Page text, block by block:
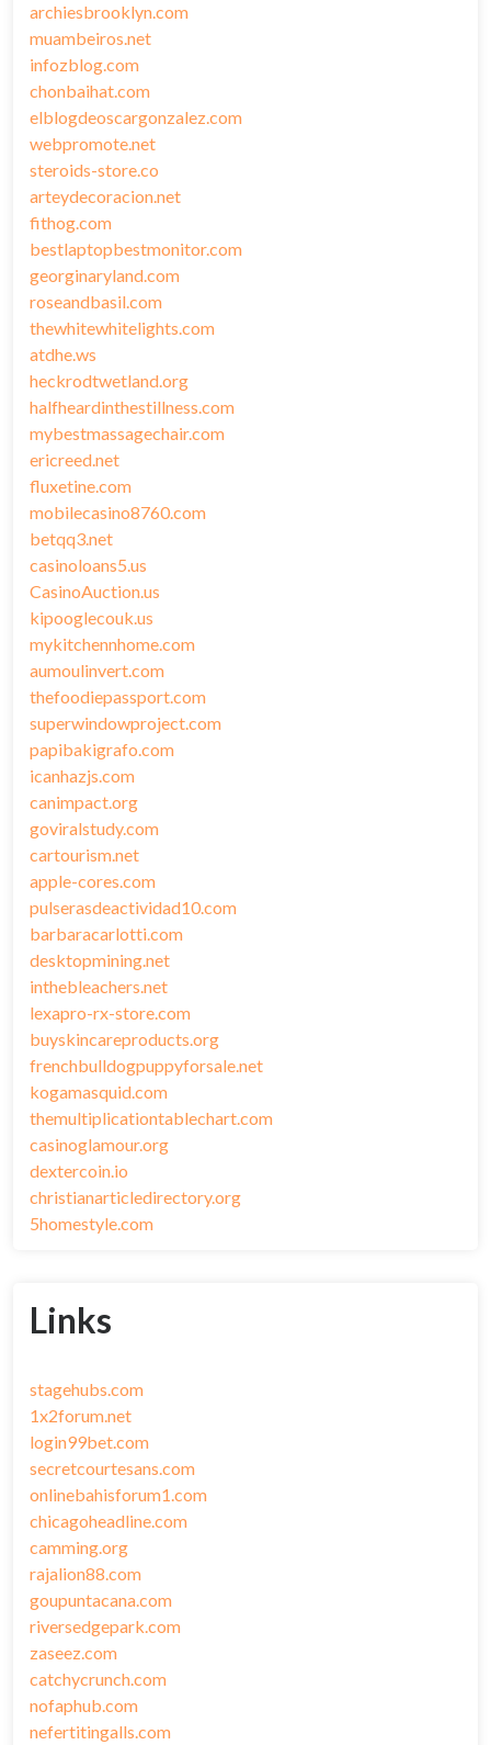
archiesbrooklyn.com
muambeiros.net
infozblog.com
chonbaihat.com
elblogdeoscargonzalez.com
webpromote.net
steroids-store.co
arteydecoracion.net
fithog.com
bestlaptopbestmonitor.com
georginaryland.com
roseandbasil.com
thewhitewhitelights.com
atdhe.ws
heckrodtwetland.org
halfheardinthestillness.com
mybestmassagechair.com
ericreed.net
fluxetine.com
mobilecasino8760.com
betqq3.net
casinoloans5.us
CasinoAuction.us
kipooglecouk.us
mykitchennhome.com
aumoulinvert.com
thefoodiepassport.com
superwindowproject.com
papibakigrafo.com
icanhazjs.com
canimpact.org
goviralstudy.com
cartourism.net
apple-cores.com
pulserasdeactividad10.com
barbaracarlotti.com
desktopmining.net
inthebleachers.net
lexapro-rx-store.com
buyskincareproducts.org
frenchbulldogpuppyforsale.net
kogamasquid.com
themultiplicationtablechart.com
casinoglamour.org
dextercoin.io
christianarticledirectory.org
5homestyle.com
Links
stagehubs.com
1x2forum.net
login99bet.com
secretcourtesans.com
onlinebahisforum1.com
chicagoheadline.com
camming.org
rajalion88.com
goupuntacana.com
riversedgepark.com
zaseez.com
catchycrunch.com
nofaphub.com
nefertitingalls.com